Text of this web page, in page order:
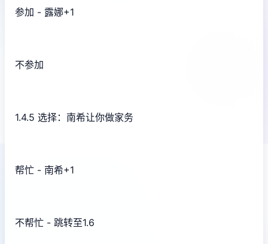
参加 - 露娜+1
不参加
1.4.5 选择：南希让你做家务
帮忙 - 南希+1
不帮忙 - 跳转至1.6